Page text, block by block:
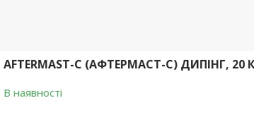
AFTERMAST-С (АФТЕРМАСТ-С) ДИПІНГ, 20
В наявності